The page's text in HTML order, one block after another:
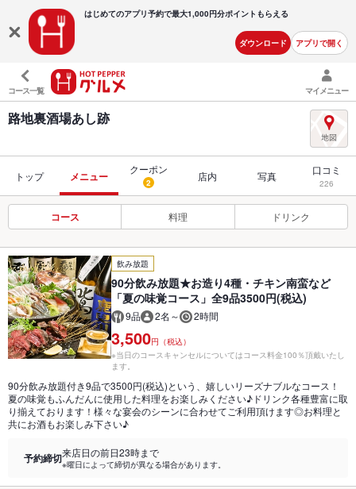
はじめてのアプリ予約で最大1,000円分ポイントもらえる
ダウンロード アプリで開く
コース一覧 マイメニュー
路地裏酒場あし跡
トップ メニュー
クーポン
2 店内 写真 口コミ
226
コース 料理 ドリンク
飲み放題
90分飲み放題★お造り4種・チキン南蛮など
「夏の味覚コース」全9品3500円(税込)
9品 2名～ 2時間
3,500円（税込）
※当日のコースキャンセルについてはコース料金100％頂戴いたし
ます。
90分飲み放題付き9品で3500円(税込)という、嬉しいリーズナブルなコース！
夏の味覚もふんだんに使用した料理をお楽しみください♪ドリンク各種豊富に取
り揃えております！様々な宴会のシーンに合わせてご利用頂けます◎お料理と
共にお酒もお楽しみ下さい♪
予約締切来店日の前日23時まで
※曜日によって締切が異なる場合があります。